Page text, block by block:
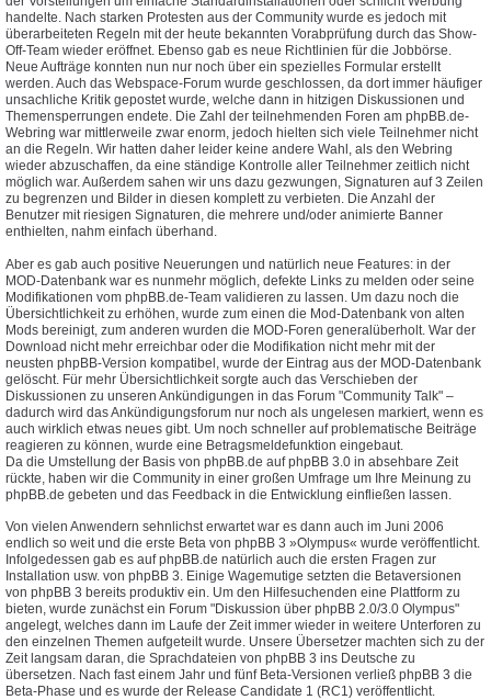
handelte. Nach starken Protesten aus der Community wurde es jedoch mit
überarbeiteten Regeln mit der heute bekannten Vorabprüfung durch das Show-
Off-Team wieder eröffnet. Ebenso gab es neue Richtlinien für die Jobbörse.
Neue Aufträge konnten nun nur noch über ein spezielles Formular erstellt
werden. Auch das Webspace-Forum wurde geschlossen, da dort immer häufiger
unsachliche Kritik gepostet wurde, welche dann in hitzigen Diskussionen und
Themensperrungen endete. Die Zahl der teilnehmenden Foren am phpBB.de-
Webring war mittlerweile zwar enorm, jedoch hielten sich viele Teilnehmer nicht
an die Regeln. Wir hatten daher leider keine andere Wahl, als den Webring
wieder abzuschaffen, da eine ständige Kontrolle aller Teilnehmer zeitlich nicht
möglich war. Außerdem sahen wir uns dazu gezwungen, Signaturen auf 3 Zeilen
zu begrenzen und Bilder in diesen komplett zu verbieten. Die Anzahl der
Benutzer mit riesigen Signaturen, die mehrere und/oder animierte Banner
enthielten, nahm einfach überhand.
Aber es gab auch positive Neuerungen und natürlich neue Features: in der
MOD-Datenbank war es nunmehr möglich, defekte Links zu melden oder seine
Modifikationen vom phpBB.de-Team validieren zu lassen. Um dazu noch die
Übersichtlichkeit zu erhöhen, wurde zum einen die Mod-Datenbank von alten
Mods bereinigt, zum anderen wurden die MOD-Foren generalüberholt. War der
Download nicht mehr erreichbar oder die Modifikation nicht mehr mit der
neusten phpBB-Version kompatibel, wurde der Eintrag aus der MOD-Datenbank
gelöscht. Für mehr Übersichtlichkeit sorgte auch das Verschieben der
Diskussionen zu unseren Ankündigungen in das Forum "Community Talk" –
dadurch wird das Ankündigungsforum nur noch als ungelesen markiert, wenn es
auch wirklich etwas neues gibt. Um noch schneller auf problematische Beiträge
reagieren zu können, wurde eine Betragsmeldefunktion eingebaut.
Da die Umstellung der Basis von phpBB.de auf phpBB 3.0 in absehbare Zeit
rückte, haben wir die Community in einer großen Umfrage um Ihre Meinung zu
phpBB.de gebeten und das Feedback in die Entwicklung einfließen lassen.
Von vielen Anwendern sehnlichst erwartet war es dann auch im Juni 2006
endlich so weit und die erste Beta von phpBB 3 »Olympus« wurde veröffentlicht.
Infolgedessen gab es auf phpBB.de natürlich auch die ersten Fragen zur
Installation usw. von phpBB 3. Einige Wagemutige setzten die Betaversionen
von phpBB 3 bereits produktiv ein. Um den Hilfesuchenden eine Plattform zu
bieten, wurde zunächst ein Forum "Diskussion über phpBB 2.0/3.0 Olympus"
angelegt, welches dann im Laufe der Zeit immer wieder in weitere Unterforen zu
den einzelnen Themen aufgeteilt wurde. Unsere Übersetzer machten sich zu der
Zeit langsam daran, die Sprachdateien von phpBB 3 ins Deutsche zu
übersetzen. Nach fast einem Jahr und fünf Beta-Versionen verließ phpBB 3 die
Beta-Phase und es wurde der Release Candidate 1 (RC1) veröffentlicht.